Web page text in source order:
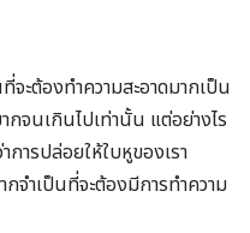
จะต้องทำความสะอาดมากเป็น
กจนเกินไปเท่านั้น แต่อย่างไร
ารปล่อยให้ใบหูของเรา
จำเป็นที่จะต้องมีการทำความ